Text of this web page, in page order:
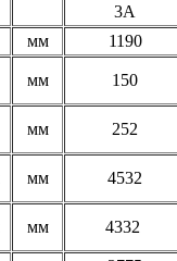
3A
мм
1190
мм 150
мм 252
мм 4532
мм 4332